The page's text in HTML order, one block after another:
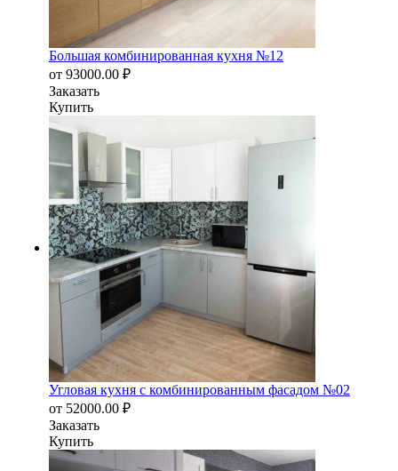
Большая комбинированная кухня №12
от 93000.00 ₽
Заказать
Купить
Угловая кухня с комбинированным фасадом №02
от 52000.00 ₽
Заказать
Купить